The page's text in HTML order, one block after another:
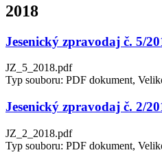
2018
Jesenický zpravodaj č. 5/
JZ_5_2018.pdf
Typ souboru: PDF dokument,
Jesenický zpravodaj č. 2/
JZ_2_2018.pdf
Typ souboru: PDF dokument,